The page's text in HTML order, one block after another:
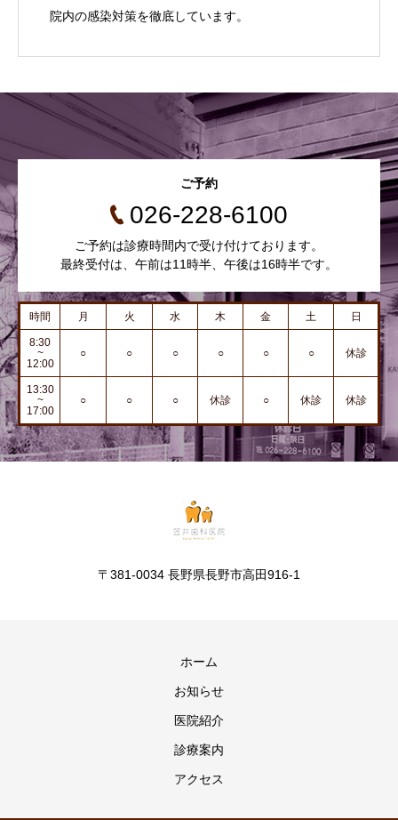
院内の感染対策を徹底しています。
ご予約
026-228-6100
ご予約は診療時間内で受け付けております。
最終受付は、午前は11時半、午後は16時半です。
時間 月 火 水 木 金 土 日
8:30
~
12:00
○ ○ ○ ○ ○ ○ 休診
13:30
~
17:00
○ ○ ○ 休診 ○ 休診 休診
〒381-0034 長野県長野市高田916-1
ホーム
お知らせ
医院紹介
診療案内
アクセス